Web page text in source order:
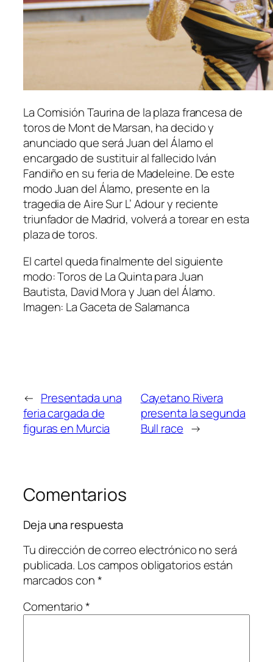
La Comisión Taurina de la plaza francesa de
toros de Mont de Marsan, ha decido y
anunciado que será Juan del Álamo el
encargado de sustituir al fallecido Iván
Fandiño en su feria de Madeleine. De este
modo Juan del Álamo, presente en la
tragedia de Aire Sur L’ Adour y reciente
triunfador de Madrid, volverá a torear en esta
plaza de toros.
El cartel queda finalmente del siguiente
modo: Toros de La Quinta para Juan
Bautista, David Mora y Juan del Álamo.
Imagen: La Gaceta de Salamanca
← Presentada una
feria cargada de
figuras en Murcia
Cayetano Rivera
presenta la segunda
Bull race →
Comentarios
Deja una respuesta
Tu dirección de correo electrónico no será
publicada. Los campos obligatorios están
marcados con*
Comentario*